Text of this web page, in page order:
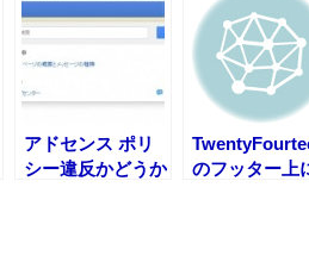
アドセンス ポリ
シー違反かどうか
のフッター上